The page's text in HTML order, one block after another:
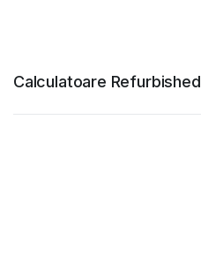
Calculatoare Refurbished